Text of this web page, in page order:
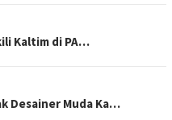
Kaltim di PA…
Desainer Muda Ka…